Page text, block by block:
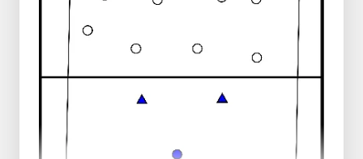
De eindsprint mag pas ingezet worden als
het laatste zakje ligt!